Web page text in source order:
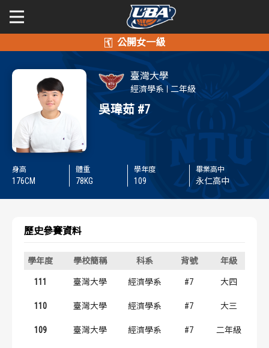
關於富邦人壽UBA
公開男一級
學年度
賽事資訊
賽程表
戰績排行
球隊資訊
歷屆冠軍
歷屆個人獎得主
公開女一級
學年度
賽事資訊
賽程表
戰績排行
球隊資訊
歷屆冠軍
歷屆個人獎得主
二級與一般組
新聞
臺灣大學
經濟學系 二年級
吳瑋茹 #7
身高
176CM
體重
78KG
學年度
109
畢業高中
永仁高中
歷史參賽資料
學年度 學校簡稱 科系 背號 年級
111 臺灣大學 經濟學系 #7 大四
110 臺灣大學 經濟學系 #7 大三
109 臺灣大學 經濟學系 #7 二年級